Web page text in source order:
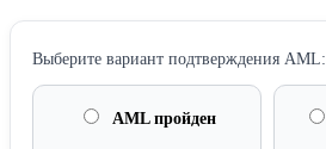
Выберите вариант подтверждения AML:
AML пройден